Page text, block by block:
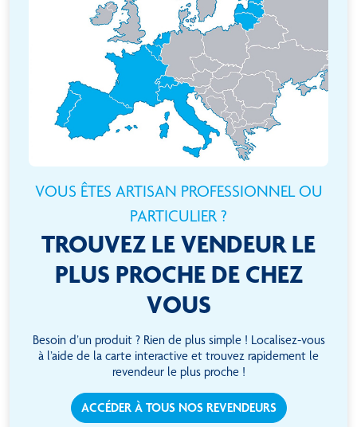
VOUS ÊTES ARTISAN PROFESSIONNEL OU
PARTICULIER ?
TROUVEZ LE VENDEUR LE
PLUS PROCHE DE CHEZ
VOUS
Besoin d’un produit ? Rien de plus simple ! Localisez-vous
à l’aide de la carte interactive et trouvez rapidement le
revendeur le plus proche !
ACCÉDER À TOUS NOS REVENDEURS